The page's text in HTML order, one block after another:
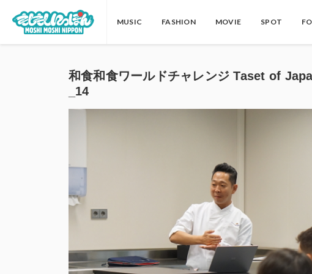
MUSIC FASHION MOVIE SPOT
和食和食ワールドチャレンジ Taset of
_14